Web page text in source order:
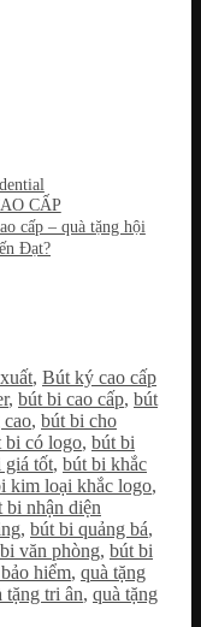
CẤP
cấp – quà tặng hội
Đạt?
, Bút ký cao cấp
, bút bi cao cấp, bút
, bút bi cho
bi có logo, bút bi
giá tốt, bút bi khắc
kim loại khắc logo,
bi nhận diện
, bút bi quảng bá,
văn phòng, bút bi
hiểm, quà tặng
tặng tri ân, quà tặng